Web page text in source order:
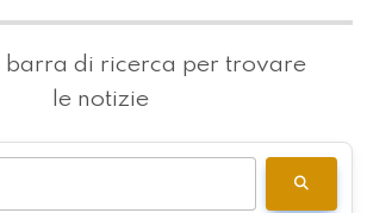
barra di ricerca per trovare
le notizie